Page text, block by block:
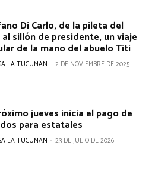
Di Carlo, de la pileta del
al sillón de presidente, un viaje
de la mano del abuelo Titi
LA TUCUMAN - 2 DE NOVIEMBRE DE 2025
jueves inicia el pago de
para estatales
LA TUCUMAN - 23 DE JULIO DE 2026